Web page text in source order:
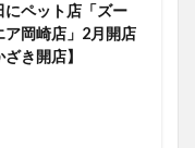
にペット店「ズー
ア岡崎店」2月開店
ざき開店】